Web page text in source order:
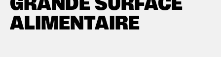
GRANDE SURFACE
ALIMENTAIRE